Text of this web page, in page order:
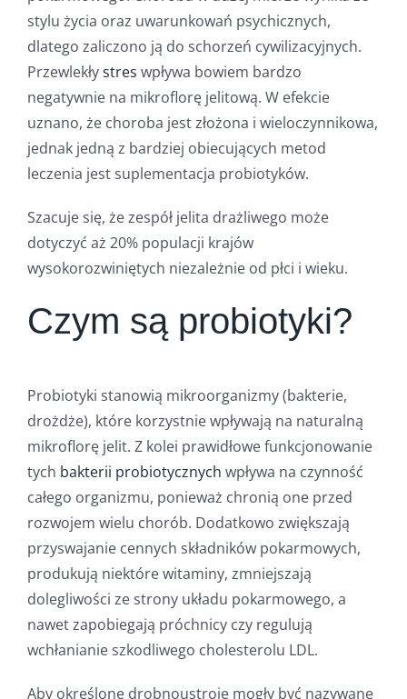
stylu życia oraz uwarunkowań psychicznych,
dlatego zaliczono ją do schorzeń cywilizacyjnych.
Przewlekłystres wpływa bowiem bardzo
negatywnie na mikroflorę jelitową. W efekcie
uznano, że choroba jest złożona i wieloczynnikowa,
jednak jedną z bardziej obiecujących metod
leczenia jest suplementacja probiotyków.
Szacuje się, że zespół jelita drażliwego może
dotyczyć aż 20% populacji krajów
wysokorozwiniętych niezależnie od płci i wieku.
Czym są probiotyki?
Probiotyki stanowią mikroorganizmy (bakterie,
drożdże), które korzystnie wpływają na naturalną
mikroflorę jelit. Z kolei prawidłowe funkcjonowanie
tych bakterii probiotycznych wpływa na czynność
całego organizmu, ponieważ chronią one przed
rozwojem wielu chorób. Dodatkowo zwiększają
przyswajanie cennych składników pokarmowych,
produkują niektóre witaminy, zmniejszają
dolegliwości ze strony układu pokarmowego, a
nawet zapobiegają próchnicy czy regulują
wchłanianie szkodliwego cholesterolu LDL.
Aby określone drobnoustroje mogły być nazywane